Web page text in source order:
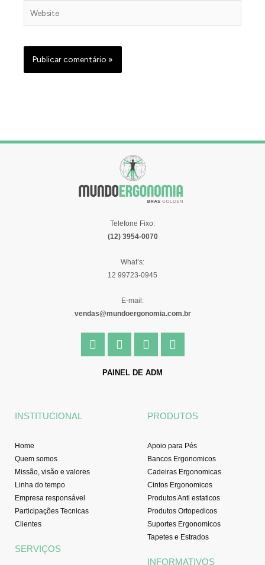
Telefone Fixo:
(12) 3954-0070
What’s:
12 99723-0945
E-mail:
vendas@mundoergonomia.com.br
F
a
I
n
t
Y
o
t
e
L
i
n
PAINEL DE ADM
INSTITUCIONAL
Home
Quem somos
Missão, visão e valores
Linha do tempo
Empresa responsável
Participações Tecnicas
Clientes
SERVIÇOS
PRODUTOS
Apoio para Pés
Bancos Ergonomicos
Cadeiras Ergonomicas
Cintos Ergonomicos
Produtos Anti estaticos
Produtos Ortopedicos
Suportes Ergonomicos
Tapetes e Estrados
INFORMATIVOS